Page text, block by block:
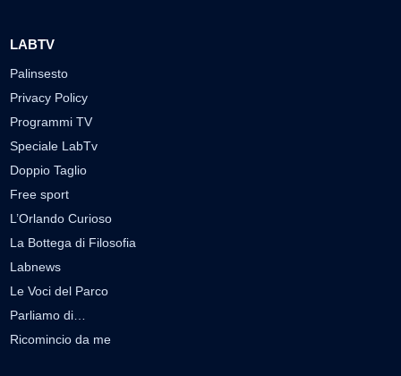
LABTV
Palinsesto
Privacy Policy
Programmi TV
Speciale LabTv
Doppio Taglio
Free sport
L’Orlando Curioso
La Bottega di Filosofia
Labnews
Le Voci del Parco
Parliamo di…
Ricomincio da me